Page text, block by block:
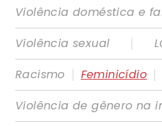
Violência doméstica e
Violência sexual
|
Racismo | Feminicídio |
Violência de gênero na